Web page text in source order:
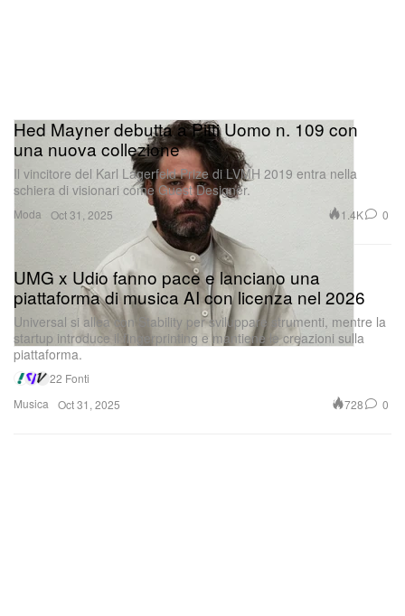
Moda
Hed Mayner debutta a Pitti Uomo n. 109 con
una nuova collezione
Il vincitore del Karl Lagerfeld Prize di LVMH 2019 entra nella
schiera di visionari come Guest Designer.
Oct 31, 2025 1.4K 0
Musica
UMG x Udio fanno pace e lanciano una
piattaforma di musica AI con licenza nel 2026
Universal si allea con Stability per sviluppare strumenti, mentre la
startup introduce il fingerprinting e mantiene le creazioni sulla
piattaforma.
22 Fonti
Oct 31, 2025
728 0